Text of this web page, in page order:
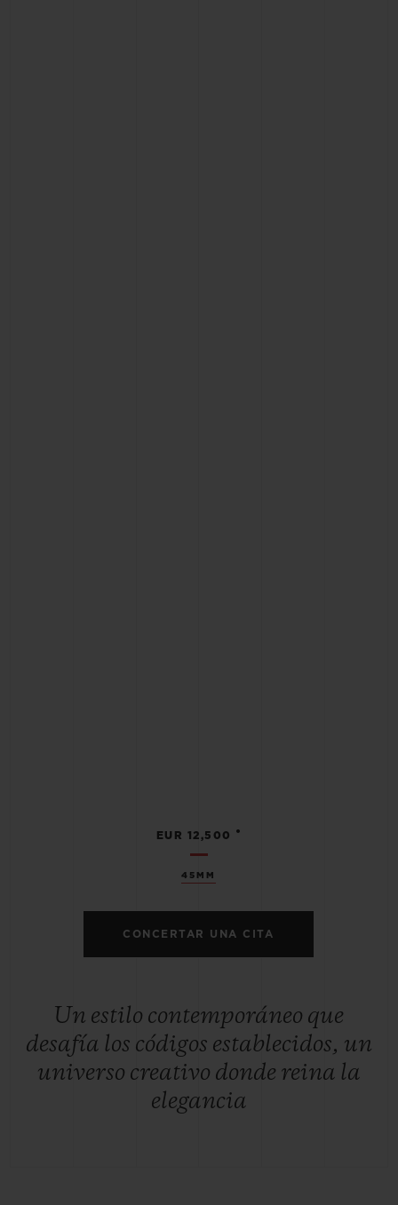
45MM
EUR 12,500 •
CONCERTAR UNA CITA
Un estilo contemporáneo que
desafía los códigos establecidos, un
universo creativo donde reina la
elegancia